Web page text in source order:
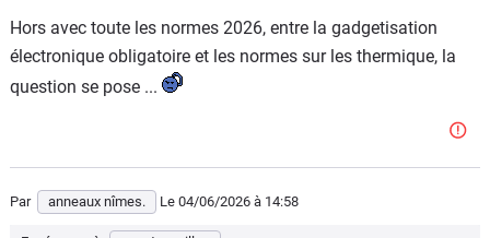
camp des riches.
Hors avec toute les normes 2026, entre la gadgetisation
électronique obligatoire et les normes sur les thermique, la
question se pose ...
Par anneaux nîmes. Le 04/06/2026 à 14:58